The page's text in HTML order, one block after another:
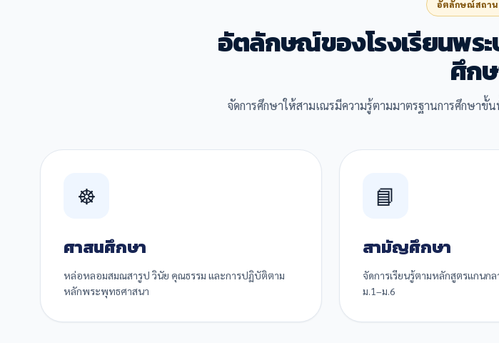
อัตลักษณ์สถา
อัตลักษณ์ของโรงเรียนพร
ศึก
จัดการศึกษาให้สามเณรมีความรู้ตามมาตรฐานการศึกษาขั้
☸️
ศาสนศึกษา
หล่อหลอมสมณสารูป วินัย คุณธรรม และการปฏิบัติตาม
หลักพระพุทธศาสนา
📘
สามัญศึกษา
จัดการเรียนรู้ตามหลักสูตรแกนก
ม.1–ม.6